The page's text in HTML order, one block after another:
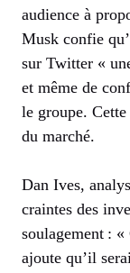
audience à
Musk confie
sur Twitter «
et même de
le groupe.
du marché.
Dan Ives,
craintes des
soulagement :
ajoute qu’il